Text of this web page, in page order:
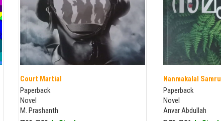
Court Martial
Paperback
Novel
M. Prashanth
Nanmakalal
Paperback
Novel
Anvar Abdullah